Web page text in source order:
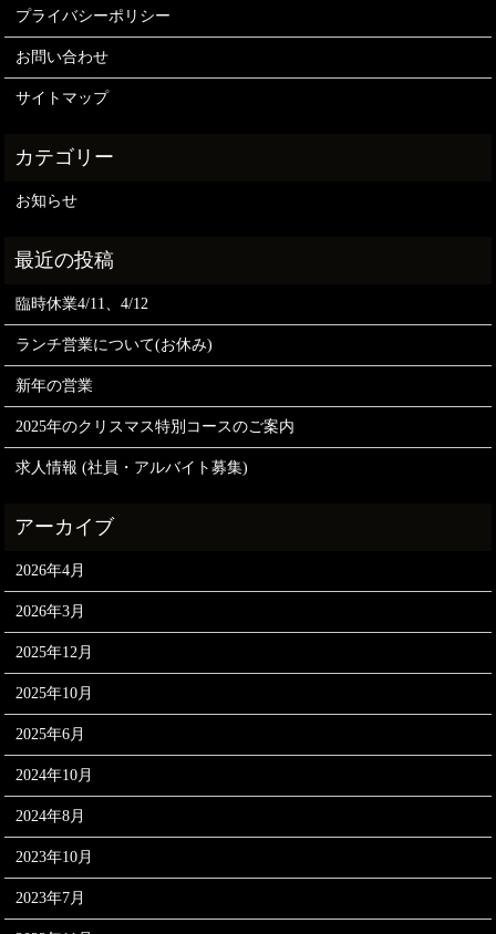
プライバシーポリシー
お問い合わせ
サイトマップ
お知らせ
臨時休業4/11、4/12
ランチ営業について(お休み)
新年の営業
2025年のクリスマス特別コースのご案内
求人情報 (社員・アルバイト募集)
2026年4月
2026年3月
2025年12月
2025年10月
2025年6月
2024年10月
2024年8月
2023年10月
2023年7月